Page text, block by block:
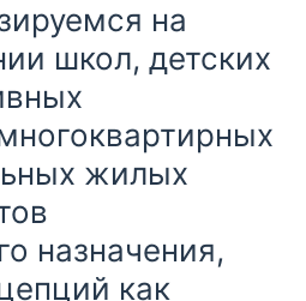
на
школ, детских
жилых
назначения,
как